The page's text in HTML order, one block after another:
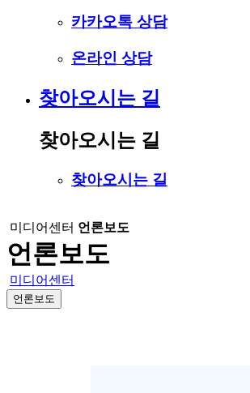
카카오톡 상담
온라인 상담
찾아오시는 길
찾아오시는 길
찾아오시는 길
미디어센터 언론보도
언론보도
미디어센터
언론보도